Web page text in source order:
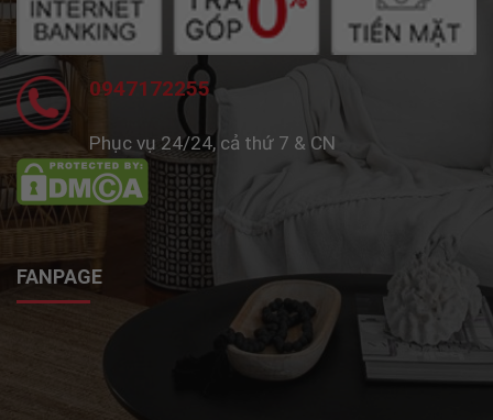
0947172255
Phục vụ 24/24, cả thứ 7 & CN
FANPAGE